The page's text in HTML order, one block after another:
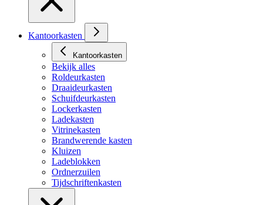
Kantoorkasten
Kantoorkasten
Bekijk alles
Roldeurkasten
Draaideurkasten
Schuifdeurkasten
Lockerkasten
Ladekasten
Vitrinekasten
Brandwerende kasten
Kluizen
Ladeblokken
Ordnerzuilen
Tijdschriftenkasten